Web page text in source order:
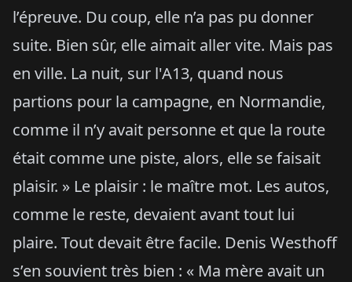
l’épreuve. Du coup, elle n’a pas pu donner
suite. Bien sûr, elle aimait aller vite. Mais pas
en ville. La nuit, sur l'A13, quand nous
partions pour la campagne, en Normandie,
comme il n’y avait personne et que la route
était comme une piste, alors, elle se faisait
plaisir. » Le plaisir : le maître mot. Les autos,
comme le reste, devaient avant tout lui
plaire. Tout devait être facile. Denis Westhoff
s’en souvient très bien : « Ma mère avait un